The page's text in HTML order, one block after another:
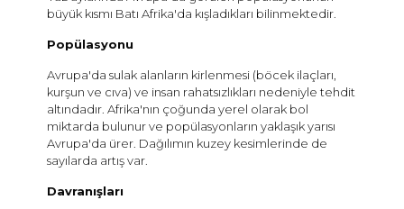
büyük kısmı Batı Afrika'da kışladıkları bilinmektedir.
Popülasyonu
Avrupa'da sulak alanların kirlenmesi (böcek ilaçları,
kurşun ve cıva) ve insan rahatsızlıkları nedeniyle tehdit
altındadır. Afrika'nın çoğunda yerel olarak bol
miktarda bulunur ve popülasyonların yaklaşık yarısı
Avrupa'da ürer. Dağılımın kuzey kesimlerinde de
sayılarda artış var.
Davranışları